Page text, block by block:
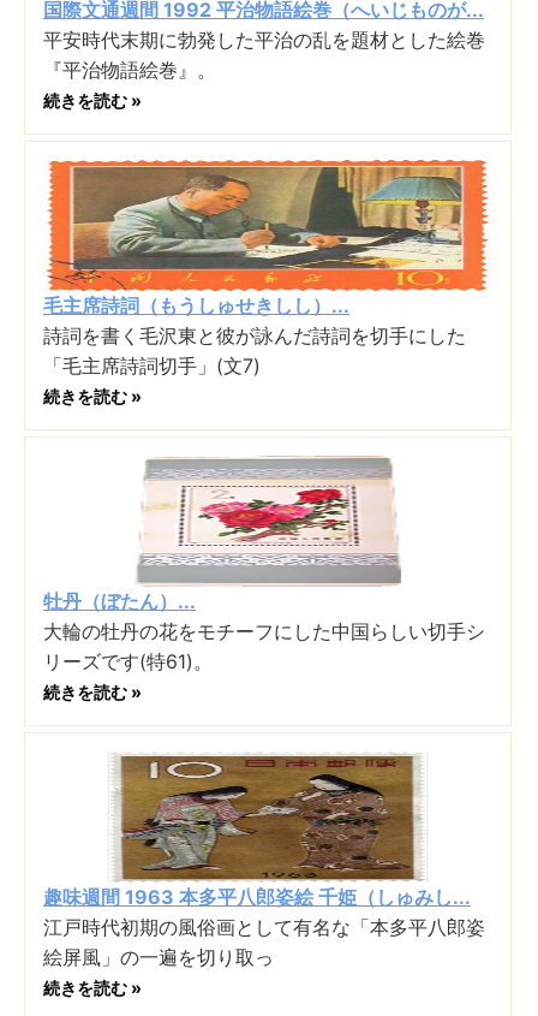
国際文通週間 1992 平治物語絵巻（へいじものが...
平安時代末期に勃発した平治の乱を題材とした絵巻
『平治物語絵巻』。
続きを読む »
毛主席詩詞（もうしゅせきしし）...
詩詞を書く毛沢東と彼が詠んだ詩詞を切手にした
「毛主席詩詞切手」(文7)
続きを読む »
牡丹（ぼたん）...
大輪の牡丹の花をモチーフにした中国らしい切手シ
リーズです(特61)。
続きを読む »
趣味週間 1963 本多平八郎姿絵 千姫（しゅみし...
江戸時代初期の風俗画として有名な「本多平八郎姿
絵屏風」の一遍を切り取っ
続きを読む »